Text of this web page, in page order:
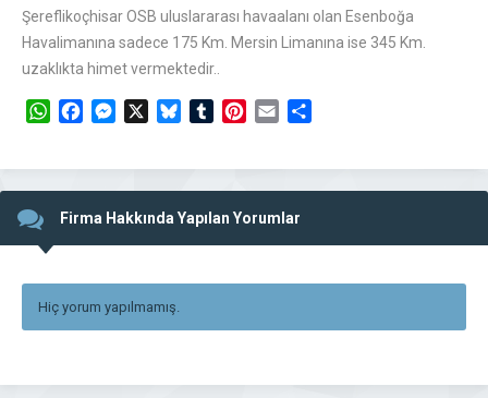
Şereflikoçhisar OSB uluslararası havaalanı olan Esenboğa
Havalimanına sadece 175 Km. Mersin Limanına ise 345 Km.
uzaklıkta himet vermektedir..
WhatsAppFacebookMessengerBlueskyTumblrPinterest
Email
Firma Hakkında Yapılan Yorumlar
Hiç yorum yapılmamış.